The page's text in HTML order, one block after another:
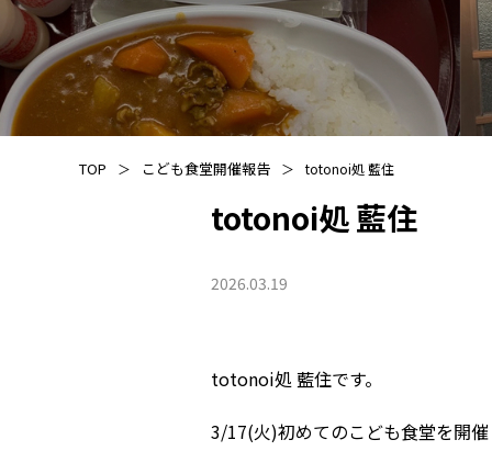
TOP こども食堂開催報告 totonoi処 藍住
totonoi処 藍住
2026.03.19
totonoi処 藍住です。
3/17(火)初めてのこども食堂を開